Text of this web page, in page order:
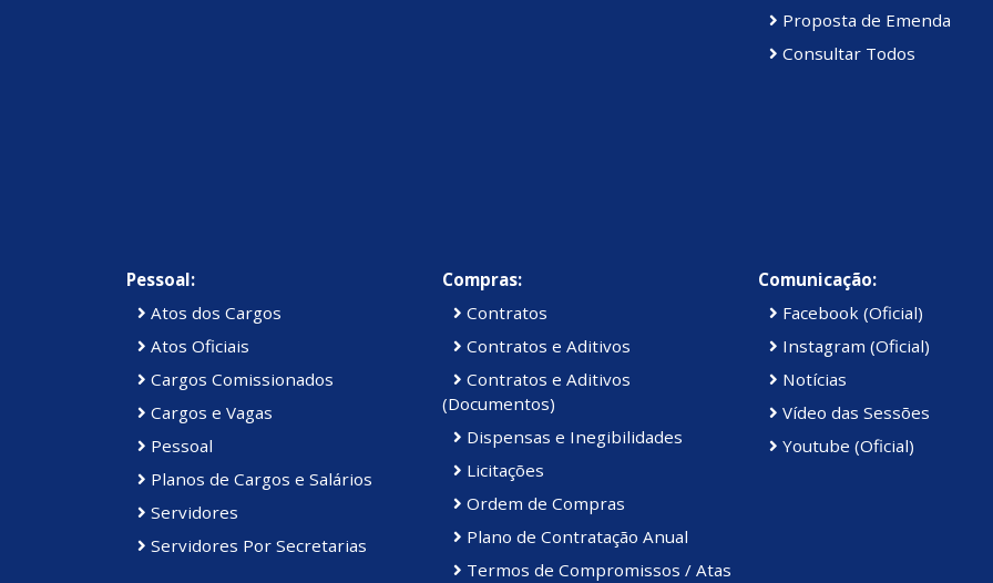
Proposta de Emenda
Consultar Todos
Pessoal:
Atos dos Cargos
Atos Oficiais
Cargos Comissionados
Cargos e Vagas
Pessoal
Planos de Cargos e Salários
Servidores
Servidores Por Secretarias
Compras:
Contratos
Contratos e Aditivos
Contratos e Aditivos
(Documentos)
Dispensas e Inegibilidades
Licitações
Ordem de Compras
Plano de Contratação Anual
Termos de Compromissos / Atas
Comunicação:
Facebook (Oficial)
Instagram (Oficial)
Notícias
Vídeo das Sessões
Youtube (Oficial)